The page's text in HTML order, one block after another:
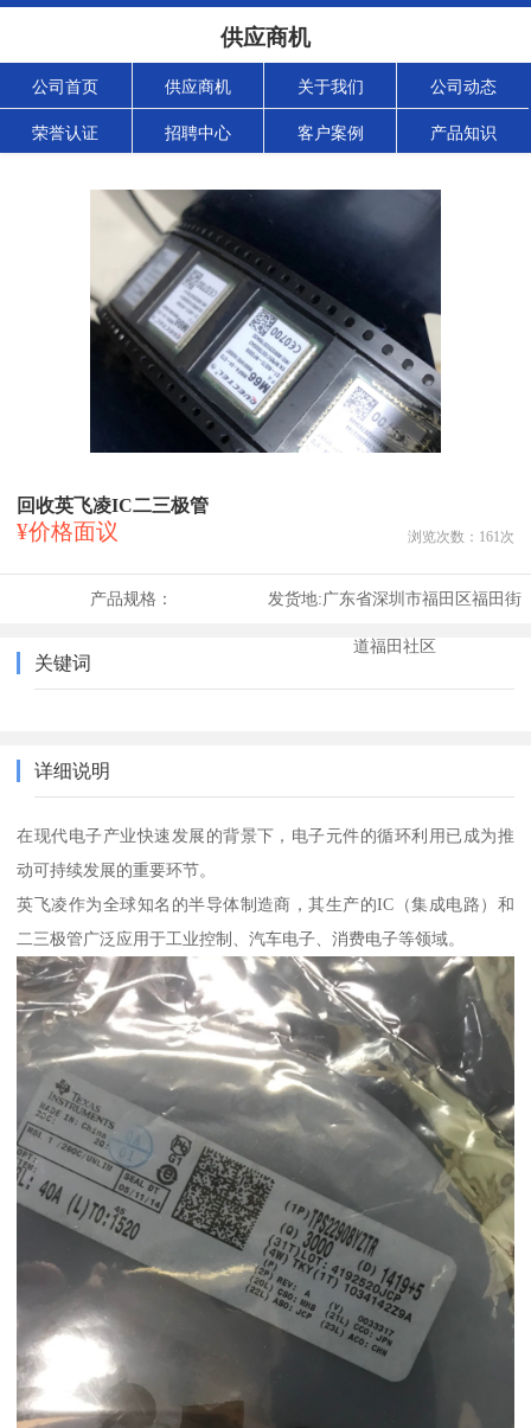
供应商机
公司首页 供应商机 关于我们 公司动态
荣誉认证 招聘中心 客户案例 产品知识
回收英飞凌IC二三极管
¥价格面议 浏览次数： 161次
产品规格： 发货地:广东省深圳市福田区福田街
道福田社区
关键词
详细说明
在现代电子产业快速发展的背景下，电子元件的循环利用已成为推
动可持续发展的重要环节。
英飞凌作为全球知名的半导体制造商，其生产的IC（集成电路）和
二三极管广泛应用于工业控制、汽车电子、消费电子等领域。